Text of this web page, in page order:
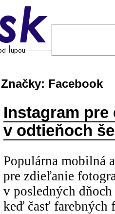
Značky: Facebook
Instagram
v odtieňoch
Populárna mobilná
pre zdieľanie
v posledných
keď časť farebných